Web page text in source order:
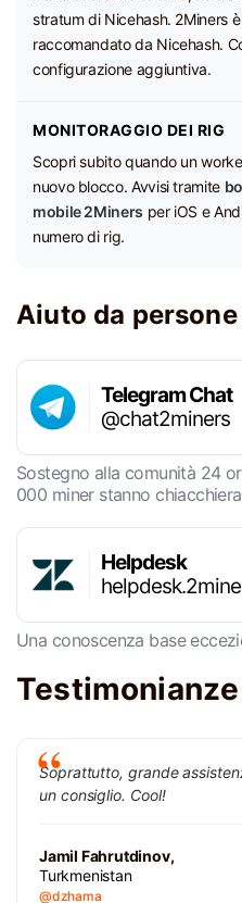
stratum di Nicehash. 2Miners
raccomandato da Nicehash.
configurazione aggiuntiva.
MONITORAGGIO DEI RIG
Scopri subito quando un
nuovo blocco. Avvisi tramite
mobile 2Miners per iOS e
numero di rig.
Aiuto da
Telegram Chat
@chat2miners
Sostegno alla comunità 24
000 miner stanno
Helpdesk
Una conoscenza base
Testimonianze
Soprattutto, grande
un consiglio. Cool!
Jamil Fahrutdinov,
Turkmenistan
@dzhama